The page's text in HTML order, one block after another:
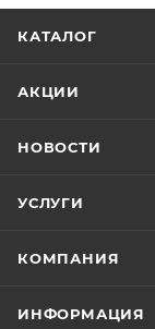
КАТАЛОГ
АКЦИИ
НОВОСТИ
УСЛУГИ
КОМПАНИЯ
ИНФОРМАЦИЯ